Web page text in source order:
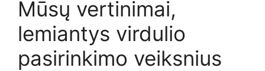
Mūsų vertinimai,
lemiantys virdulio
pasirinkimo veiksnius